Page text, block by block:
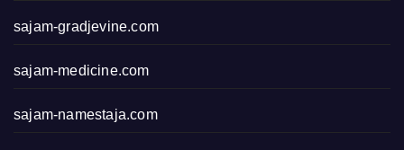
sajam-gradjevine.com
sajam-medicine.com
sajam-namestaja.com